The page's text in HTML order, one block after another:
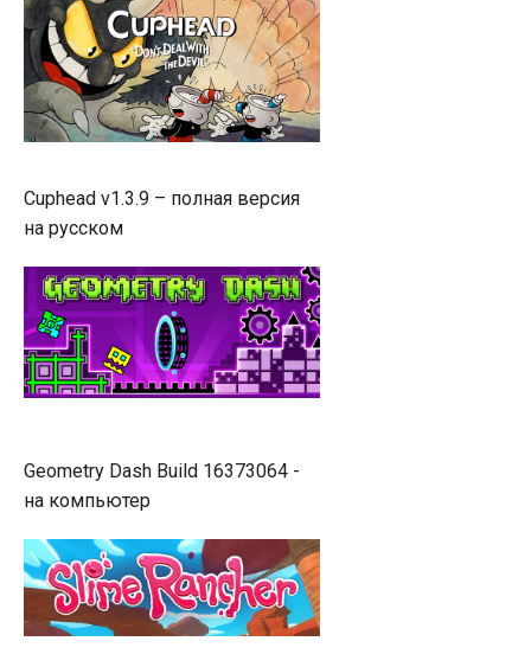
Cuphead v1.3.9 – полная версия
на русском
Geometry Dash Build 16373064 -
на компьютер